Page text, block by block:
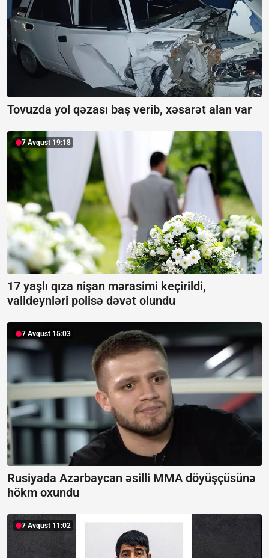
Tovuzda yol qəzası baş verib, xəsarət alan var
7 Avqust 19:18
17 yaşlı qıza nişan mərasimi keçirildi,
valideynləri polisə dəvət olundu
7 Avqust 15:03
Rusiyada Azərbaycan əsilli MMA döyüşçüsünə
hökm oxundu
7 Avqust 11:02